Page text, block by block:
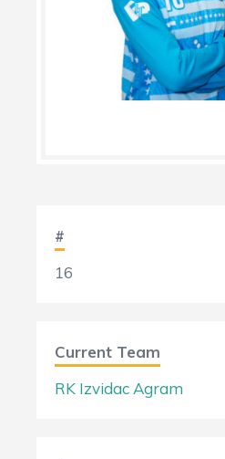
#
16
Current Team
RK Izvidac Agram